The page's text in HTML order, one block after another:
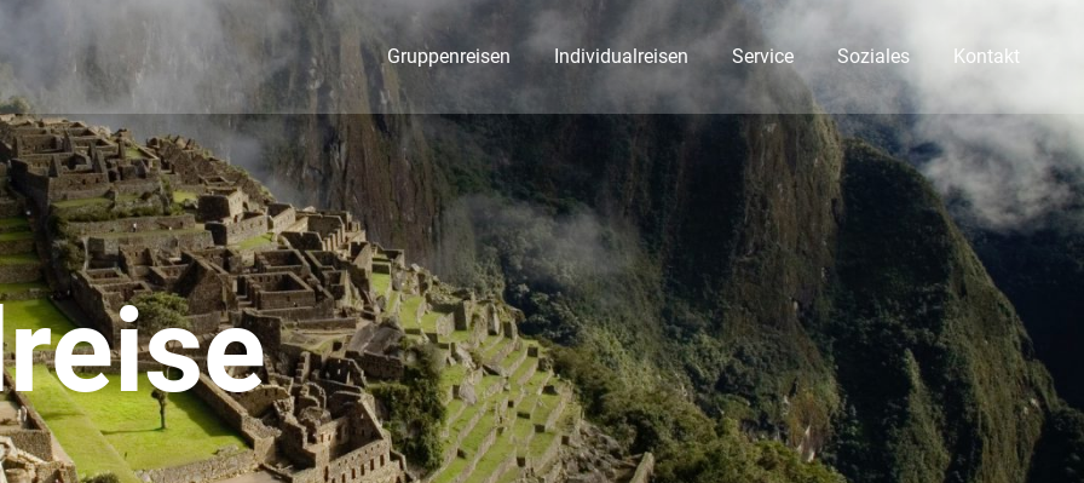
Gruppenreisen Individualreisen Service Soziales Kontakt